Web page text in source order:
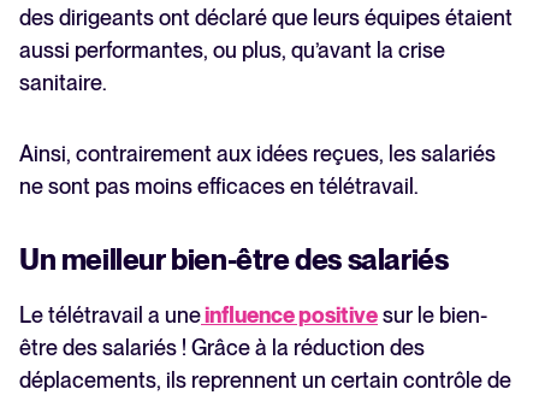
des dirigeants ont déclaré que leurs équipes étaient
aussi performantes, ou plus, qu’avant la crise
sanitaire.
Ainsi, contrairement aux idées reçues, les salariés
ne sont pas moins efficaces en télétravail.
Un meilleur bien-être des salariés
Le télétravail a uneinfluence positivesur le bien-
être des salariés ! Grâce à la réduction des
déplacements, ils reprennent un certain contrôle de